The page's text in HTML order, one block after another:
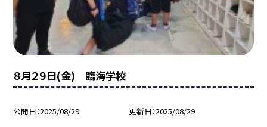
８月２９日(金) 臨海学校
公開日 2025/08/29 更新日 2025/08/29